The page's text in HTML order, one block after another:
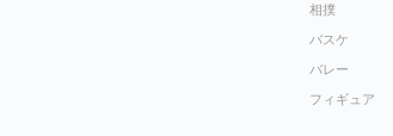
相撲
バスケ
バレー
フィギュア